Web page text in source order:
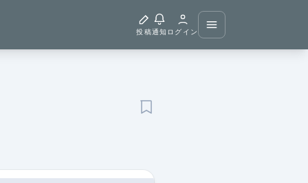
投稿通知 ログイン